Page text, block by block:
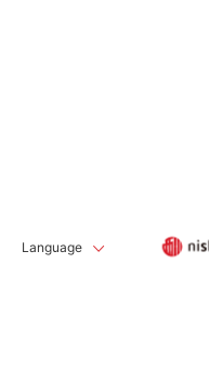
Language